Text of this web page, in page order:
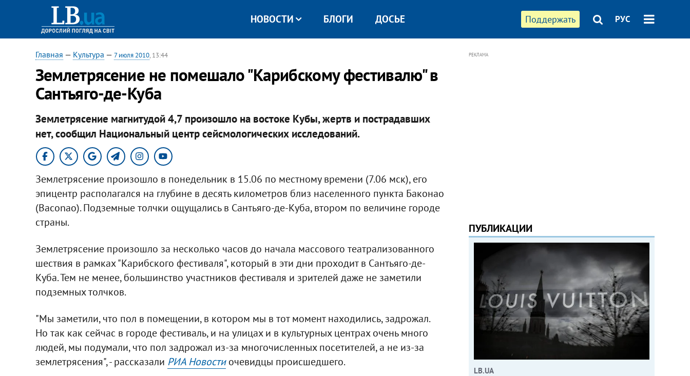
Поддержать РУС
НОВОСТИ БЛОГИ ДОСЬЕ
Главная — Культура — 7 июля 2010, 13:44
Землетрясение не помешало "Карибскому фестивалю" в
Сантьяго-де-Куба
Землетрясение магнитудой 4,7 произошло на востоке Кубы, жертв и пострадавших
нет, сообщил Национальный центр сейсмологических исследований.
Землетрясение произошло в понедельник в 15.06 по местному времени (7.06 мск), его
эпицентр располагался на глубине в десять километров близ населенного пункта Баконао
(Baconao). Подземные толчки ощущались в Сантьяго-де-Куба, втором по величине городе
страны.
Землетрясение произошло за несколько часов до начала массового театрализованного
шествия в рамках "Карибского фестиваля", который в эти дни проходит в Сантьяго-де-
Куба. Тем не менее, большинство участников фестиваля и зрителей даже не заметили
подземных толчков.
"Мы заметили, что пол в помещении, в котором мы в тот момент находились, задрожал.
Но так как сейчас в городе фестиваль, и на улицах и в культурных центрах очень много
людей, мы подумали, что пол задрожал из-за многочисленных посетителей, а не из-за
землетрясения", - рассказали РИА Новостиочевидцы происшедшего.
РЕКЛАМА
ПУБЛИКАЦИИ
LB.UA